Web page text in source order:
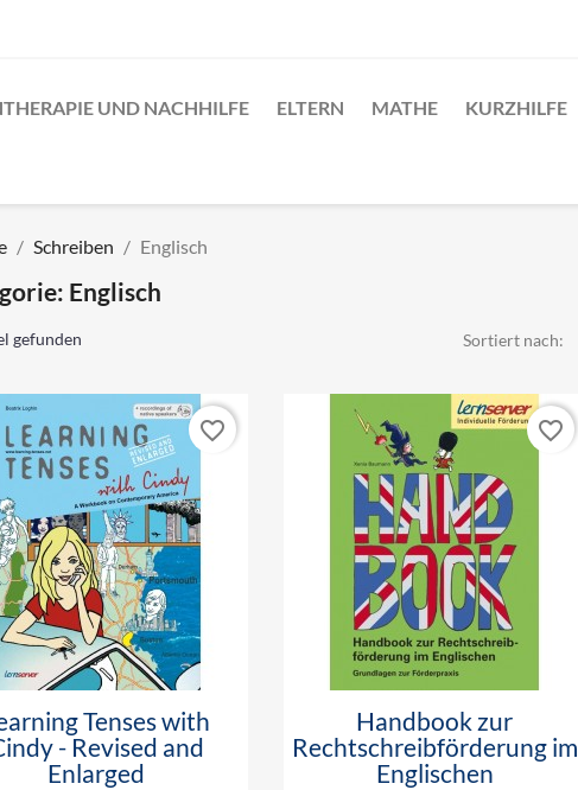
UND NACHHILFE ELTERN MATHE KURZHILFE
Schreiben Englisch
Englisch
gefunden Sortiert nach:
Vorschau
Tenses with
- Revised and
Enlarged
favorite_border
Vorschau
Handbook zur
Rechtschreibförderung im
Englischen
favorite_border